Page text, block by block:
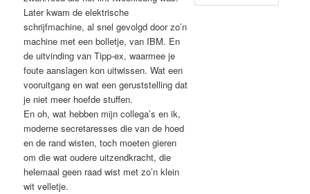
Later kwam de elektrische
schrijfmachine, al snel gevolgd door zo’n
machine met een bolletje, van IBM. En
de uitvinding van Tipp-ex, waarmee je
foute aanslagen kon uitwissen. Wat een
vooruitgang en wat een geruststelling dat
je niet meer hoefde stuffen.
En oh, wat hebben mijn collega’s en ik,
moderne secretaresses die van de hoed
en de rand wisten, toch moeten gieren
om die wat oudere uitzendkracht, die
helemaal geen raad wist met zo’n klein
wit velletje.